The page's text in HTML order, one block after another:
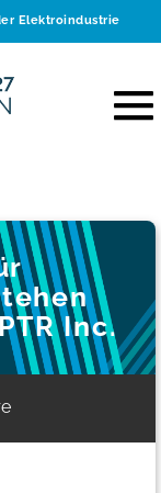
Elektroindustrie
Inc.